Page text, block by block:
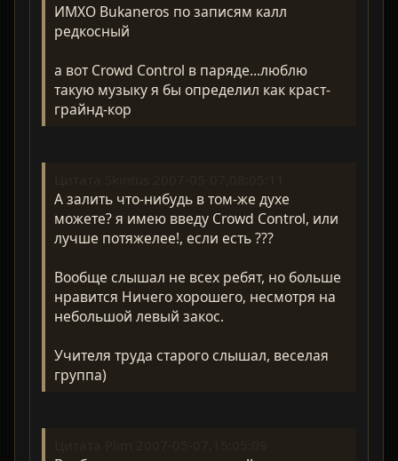
ИМХО Bukaneros по записям калл
редкосный
а вот Crowd Control в паряде...люблю
такую музыку я бы определил как краст-
грайнд-кор
А залить что-нибудь в том-же духе
можете? я имею введу Crowd Control, или
лучше потяжелее!, если есть ???
Вообще слышал не всех ребят, но больше
нравится Ничего хорошего, несмотря на
небольшой левый закос.
Учителя труда старого слышал, веселая
группа)